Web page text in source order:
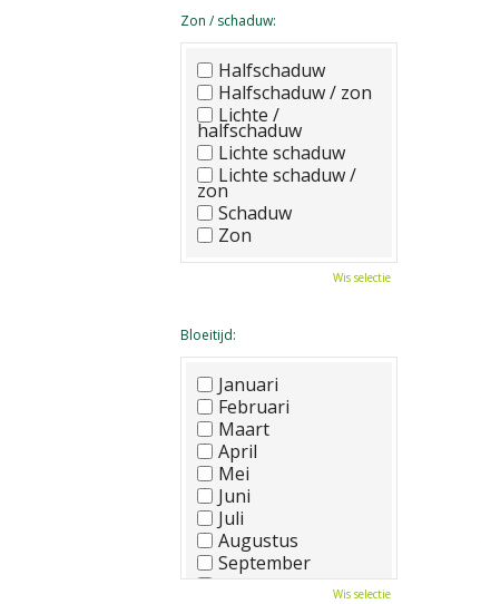
Zon / schaduw:
Halfschaduw
Halfschaduw / zon
Lichte /
halfschaduw
Lichte schaduw
Lichte schaduw /
zon
Schaduw
Zon
Wis selectie
Bloeitijd:
Januari
Februari
Maart
April
Mei
Juni
Juli
Augustus
September
Oktober
Wis selectie